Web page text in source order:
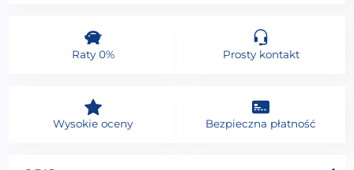
Raty 0% Prosty kontakt
Wysokie oceny Bezpieczna płatność